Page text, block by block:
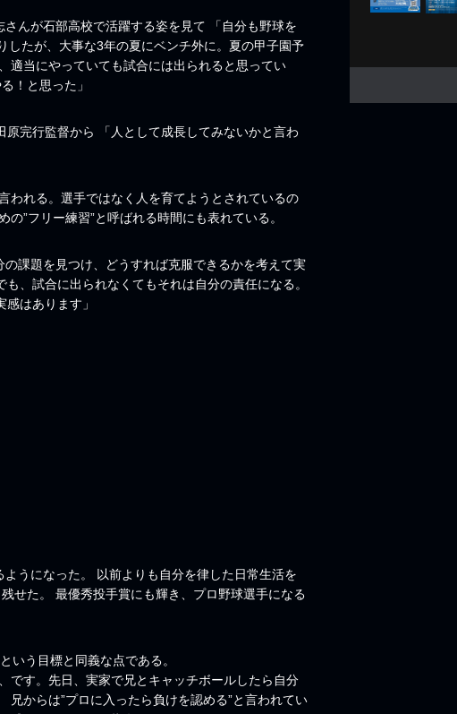
んが石部高校で活躍する姿を見て 「自分も野球を
たが、大事な3年の夏にベンチ外に。夏の甲子園予
適当にやっていても試合には出られると思ってい
！と思った」
完行監督から 「人として成長してみないかと言わ
われる。選手ではなく人を育てようとされているの
”フリー練習”と呼ばれる時間にも表れている。
課題を見つけ、どうすれば克服できるかを考えて実
、試合に出られなくてもそれは自分の責任になる。
はあります」
うになった。 以前よりも自分を律した日常生活を
せた。 最優秀投手賞にも輝き、プロ野球選手になる
いう目標と同義な点である。
です。先日、実家で兄とキャッチボールしたら自分
からは”プロに入ったら負けを認める”と言われてい